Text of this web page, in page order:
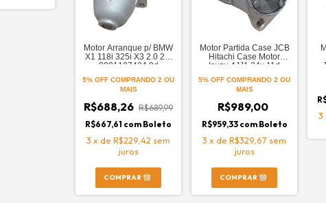
Motor Arranque p/ BMW
X1 118i 325i X3 2.0 2.5
0001107424 9d
5% OFF COMPRANDO 2 OU
MAIS
R$688,26 R$689,99
R$667,61 com Boleto
3 x de R$229,42 sem
juros
Motor Partida Case JCB
Hitachi Case Motor
Isuzu 4JJ1 24v 11d
5% OFF COMPRANDO 2 OU
MAIS
R$989,00
R$959,33 com Boleto
3 x de R$329,67 sem
juros
3